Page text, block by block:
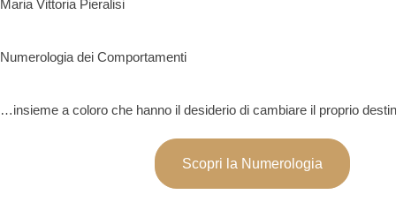
Maria Vittoria Pieralisi
Numerologia dei Comportamenti
…insieme a coloro che hanno il desiderio di cambiare il proprio
Scopri la Numerologia